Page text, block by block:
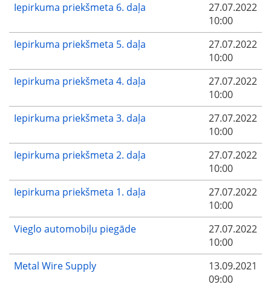
Iepirkuma priekšmeta 6. daļa
27.07.2022
10:00
Iepirkuma priekšmeta 5. daļa
27.07.2022
10:00
Iepirkuma priekšmeta 4. daļa
27.07.2022
10:00
Iepirkuma priekšmeta 3. daļa
27.07.2022
10:00
Iepirkuma priekšmeta 2. daļa
27.07.2022
10:00
Iepirkuma priekšmeta 1. daļa
27.07.2022
10:00
Vieglo automobiļu piegāde
27.07.2022
10:00
Metal Wire Supply
13.09.2021
09:00